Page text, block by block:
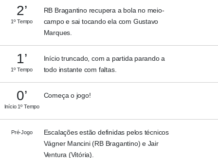
2’
1º Tempo
RB Bragantino recupera a bola no meio-
campo e sai tocando ela com Gustavo
Marques.
1’
1º Tempo
Início truncado, com a partida parando a
todo instante com faltas.
0’
Início 1º Tempo
Começa o jogo!
Pré-Jogo
Escalações estão definidas pelos técnicos
Vágner Mancini (RB Bragantino) e Jair
Ventura (Vitória).